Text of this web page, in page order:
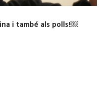
i també als polls!￼